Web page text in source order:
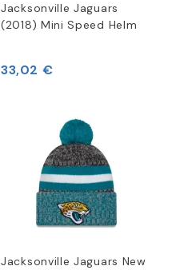
Jacksonville Jaguars
(2018) Mini Speed Helm
33,02 €
Jacksonville Jaguars New